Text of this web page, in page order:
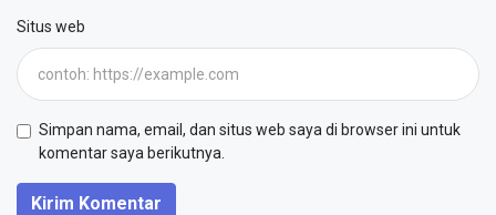
Situs web
Simpan nama, email, dan situs web saya di browser ini untuk
komentar saya berikutnya.
Kirim Komentar